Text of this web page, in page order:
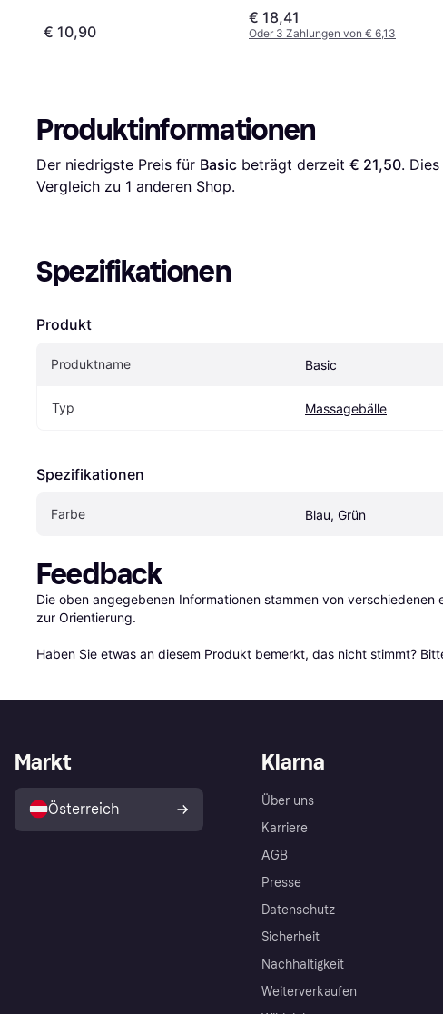
€ 10,90
€ 18,41
Oder 3 Zahlungen von € 6,13
Produktinformationen
Der niedrigste Preis für Basic beträgt derzeit € 21,50.
Vergleich zu 1 anderen Shop.
Spezifikationen
Produkt
Produktname Basic
Typ Massagebälle
Spezifikationen
Farbe Blau, Grün
Feedback
Die oben angegebenen Informationen stammen von verschiedenen
zur Orientierung.
Haben Sie etwas an diesem Produkt bemerkt, das nicht stimmt?
Klarna
Über uns
Karriere
AGB
Presse
Datenschutz
Sicherheit
Nachhaltigkeit
Weiterverkaufen
Markt
Österreich